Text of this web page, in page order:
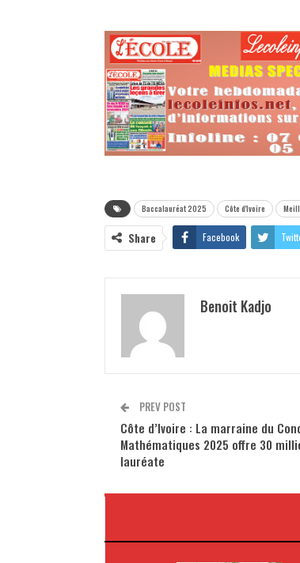
Baccalauréat 2025 Côte d'Ivoire
Share Facebook
Benoit Kadjo
PREV POST
Côte d’Ivoire : La marraine du
Mathématiques 2025 offre 30
lauréate